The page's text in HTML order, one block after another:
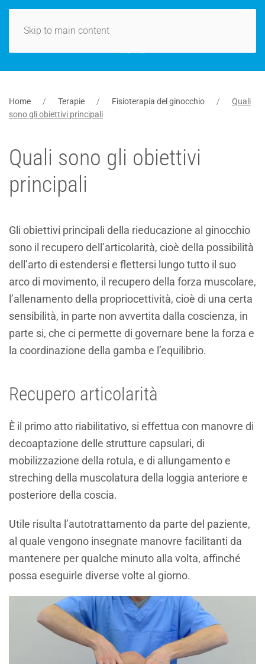
Skip to main content
Home Terapie Fisioterapia del ginocchio
Quali
sono gli obiettivi principali
Quali sono gli obiettivi
principali
Gli obiettivi principali della rieducazione al ginocchio
sono il recupero dell’articolarità, cioè della possibilità
dell’arto di estendersi e flettersi lungo tutto il suo
arco di movimento, il recupero della forza muscolare,
l’allenamento della propriocettività, cioè di una certa
sensibilità, in parte non avvertita dalla coscienza, in
parte si, che ci permette di governare bene la forza e
la coordinazione della gamba e l’equilibrio.
Recupero articolarità
È il primo atto riabilitativo, si effettua con manovre di
decoaptazione delle strutture capsulari, di
mobilizzazione della rotula, e di allungamento e
streching della muscolatura della loggia anteriore e
posteriore della coscia.
Utile risulta l’autotrattamento da parte del paziente,
al quale vengono insegnate manovre facilitanti da
mantenere per qualche minuto alla volta, affinché
possa eseguirle diverse volte al giorno.